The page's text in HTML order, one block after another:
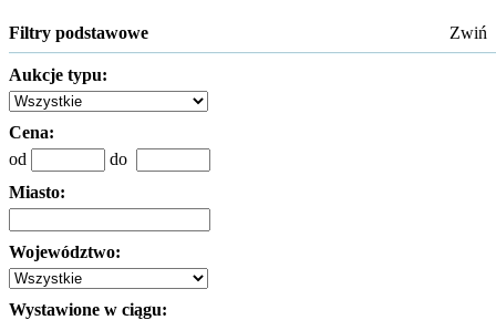
Filtry podstawowe Zwiń
Aukcje typu:
Cena:
od
do
Miasto:
Województwo:
Wystawione w ciągu: